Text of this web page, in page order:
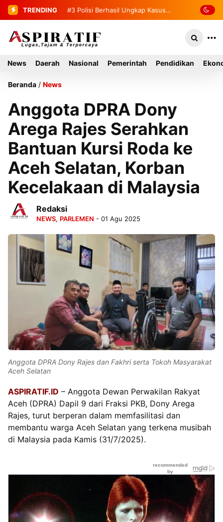
TRENDING #4 2 Tahanan yang Melarikan Diri
News Daerah Nasional Pemerintah Pendidikan
Beranda / News
Anggota DPRA Dony
Arega Rajes Serahkan
Bantuan Kursi Roda ke
Aceh Selatan, Korban
Kecelakaan di Malaysia
Redaksi
NEWS, PARLEMEN - 01 Agu 2025
Anggota DPRA Dony Rajes dan Fakhri serta Tokoh Masyarakat
Aceh Selatan
ASPIRATIF.ID – Anggota Dewan Perwakilan Rakyat
Aceh (DPRA) Dapil 9 dari Fraksi PKB, Dony Arega
Rajes, turut berperan dalam memfasilitasi dan
membantu warga Aceh Selatan yang terkena musibah
di Malaysia pada Kamis (31/7/2025).